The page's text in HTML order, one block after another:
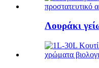
Λουράκι